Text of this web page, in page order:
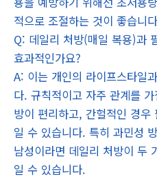
적으로 조절하는 것이 좋습니
Q: 데일리 처방(매일 복용)과
효과적인가요?
A: 이는 개인의 라이프스타일
다. 규칙적이고 자주 관계를
방이 편리하고, 간헐적인 경우
일 수 있습니다. 특히 과민성
남성이라면 데일리 처방이 두
일 수 있습니다.